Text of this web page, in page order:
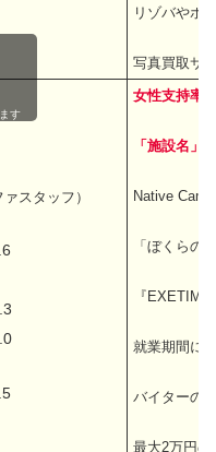
リゾバやホ
写真買取サ
ァスタッフ）
女性支持率
「施設名」
Native
「ぼくらの
『
就業期間に
バイターの
最大2万円の
す